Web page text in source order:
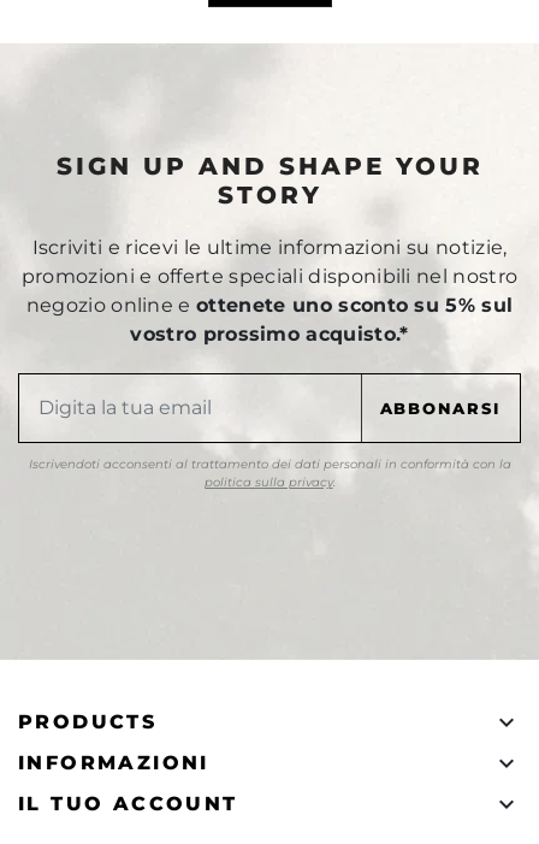
SIGN UP AND SHAPE YOUR
STORY
Iscriviti e ricevi le ultime informazioni su notizie,
promozioni e offerte speciali disponibili nel nostro
negozio online eottenete uno sconto su 5% sul
vostro prossimo acquisto.*
Iscrivendoti acconsenti al trattamento dei dati personali in conformità con la
politica sulla privacy.
PRODUCTS 
INFORMAZIONI 
IL TUO ACCOUNT 